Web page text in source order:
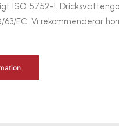
ISO 5752-1.
63/EC. Vi rekommenderar